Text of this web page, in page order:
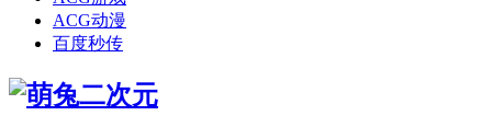
ACG动漫
百度秒传